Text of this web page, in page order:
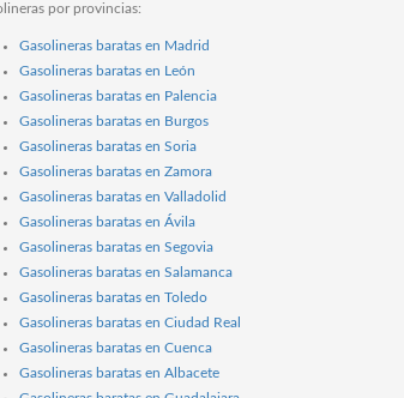
por provincias:
Gasolineras baratas en Madrid
Gasolineras baratas en León
Gasolineras baratas en Palencia
Gasolineras baratas en Burgos
Gasolineras baratas en Soria
Gasolineras baratas en Zamora
Gasolineras baratas en Valladolid
Gasolineras baratas en Ávila
Gasolineras baratas en Segovia
Gasolineras baratas en Salamanca
Gasolineras baratas en Toledo
Gasolineras baratas en Ciudad Real
Gasolineras baratas en Cuenca
Gasolineras baratas en Albacete